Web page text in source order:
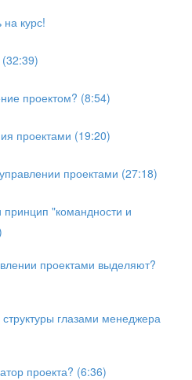
курс!
(32:39)
проектом? (8:54)
проектами (19:20)
проектами (27:18)
"командности и
проектами выделяют?
глазами менеджера
проекта? (6:36)